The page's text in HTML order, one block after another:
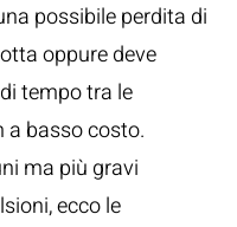
possibile perdita di
oppure deve
tempo tra le
basso costo.
ma più gravi
ecco le